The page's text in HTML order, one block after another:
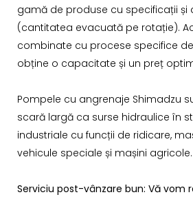
gamă de produse cu specificații și
(cantitatea evacuată pe rotație).
combinate cu procese specifice
obține o capacitate și un preț
Pompele cu angrenaje Shimadzu
scară largă ca surse hidraulice în
industriale cu funcții de ridicare,
vehicule speciale și mașini agricole.
Serviciu post-vânzare bun: Vă vom